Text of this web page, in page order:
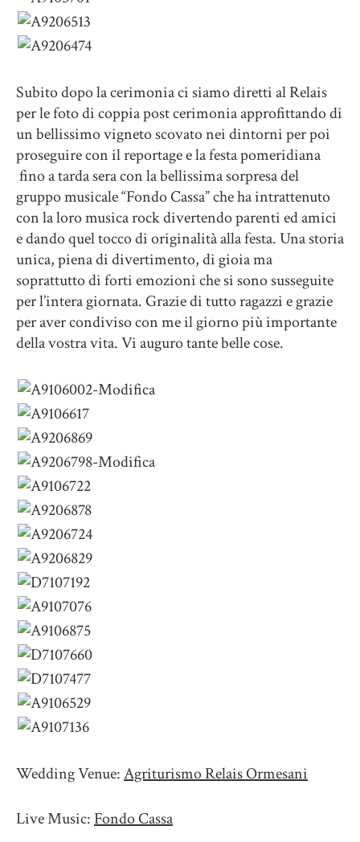
Subito dopo la cerimonia ci siamo diretti al Relais
per le foto di coppia post cerimonia approfittando di
un bellissimo vigneto scovato nei dintorni per poi
proseguire con il reportage e la festa pomeridiana
fino a tarda sera con la bellissima sorpresa del
gruppo musicale “Fondo Cassa” che ha intrattenuto
con la loro musica rock divertendo parenti ed amici
e dando quel tocco di originalità alla festa. Una storia
unica, piena di divertimento, di gioia ma
soprattutto di forti emozioni che si sono susseguite
per l’intera giornata. Grazie di tutto ragazzi e grazie
per aver condiviso con me il giorno più importante
della vostra vita. Vi auguro tante belle cose.
Wedding Venue:Agriturismo Relais Ormesani
Live Music: Fondo Cassa